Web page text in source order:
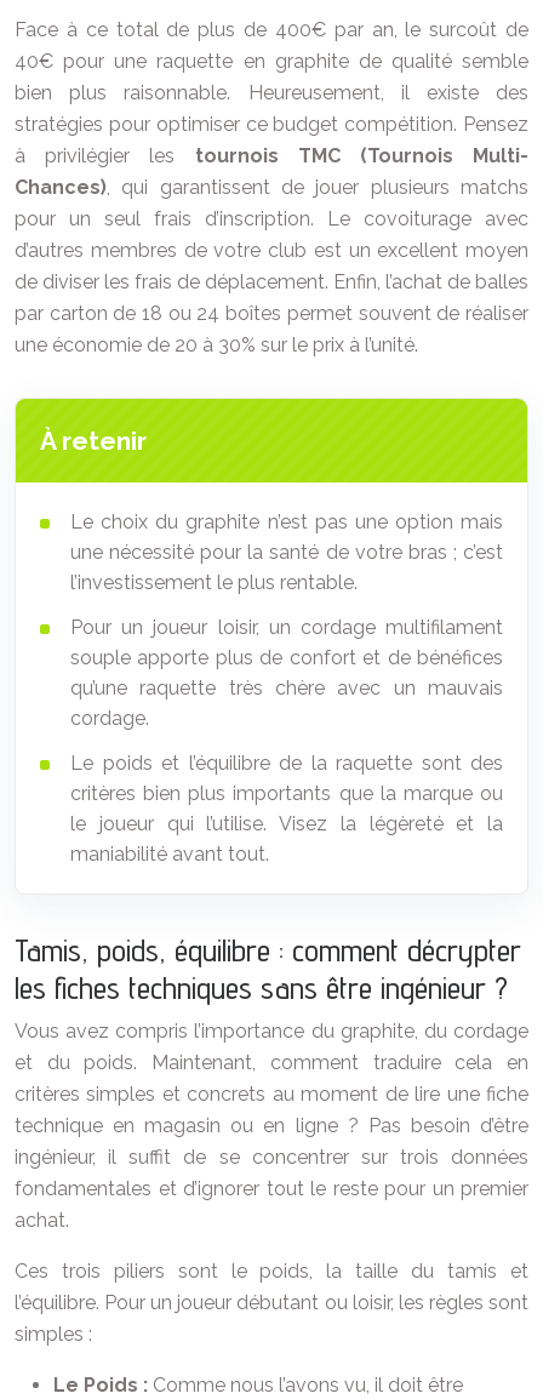
Face à ce total de plus de 400€ par an, le surcoût de
40€ pour une raquette en graphite de qualité semble
bien plus raisonnable. Heureusement, il existe des
stratégies pour optimiser ce budget compétition. Pensez
à privilégier les tournois TMC (Tournois Multi-
Chances), qui garantissent de jouer plusieurs matchs
pour un seul frais d’inscription. Le covoiturage avec
d’autres membres de votre club est un excellent moyen
de diviser les frais de déplacement. Enfin, l’achat de balles
par carton de 18 ou 24 boîtes permet souvent de réaliser
une économie de 20 à 30% sur le prix à l’unité.
À retenir
Le choix du graphite n’est pas une option mais
une nécessité pour la santé de votre bras ; c’est
l’investissement le plus rentable.
Pour un joueur loisir, un cordage multifilament
souple apporte plus de confort et de bénéfices
qu’une raquette très chère avec un mauvais
cordage.
Le poids et l’équilibre de la raquette sont des
critères bien plus importants que la marque ou
le joueur qui l’utilise. Visez la légèreté et la
maniabilité avant tout.
Tamis, poids, équilibre : comment décrypter
les fiches techniques sans être ingénieur ?
Vous avez compris l’importance du graphite, du cordage
et du poids. Maintenant, comment traduire cela en
critères simples et concrets au moment de lire une fiche
technique en magasin ou en ligne ? Pas besoin d’être
ingénieur, il suffit de se concentrer sur trois données
fondamentales et d’ignorer tout le reste pour un premier
achat.
Ces trois piliers sont le poids, la taille du tamis et
l’équilibre. Pour un joueur débutant ou loisir, les règles sont
simples :
Le Poids : Comme nous l’avons vu, il doit être